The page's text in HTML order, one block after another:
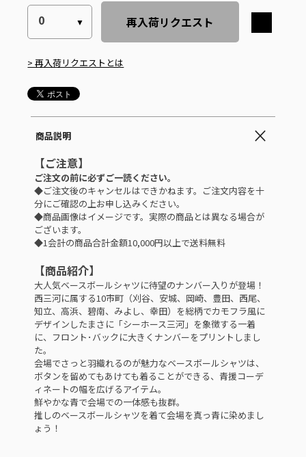
再入荷リクエスト
> 再入荷リクエストとは
商品説明
【ご注意】
ご注文の前に必ずご一読ください。
◆ご注文後のキャンセルはできかねます。ご注文内容を十
分にご確認の上お申し込みください。
◆商品画像はイメージです。実際の商品とは異なる場合が
ございます。
◆1会計の商品合計金額10,000円以上で送料無料
【商品紹介】
大人気ベースボールシャツに待望のナンバー入りが登場！
西三河に属する10市町（刈谷、安城、岡崎、豊田、西尾、
知立、高浜、碧南、みよし、幸田）を総柄でカモフラ風に
デザインしたまさに「シーホース三河」を象徴する一着
に、フロント･バックに大きくナンバーをプリントしまし
た。
会場でさっと羽織れるのが魅力なベースボールシャツは、
ボタンを留めてもあけても着ることができる、青援コーデ
ィネートの幅を広げるアイテム。
鮮やかな青で会場での一体感も抜群。
推しのベースボールシャツを着て会場を真っ青に染めまし
ょう！